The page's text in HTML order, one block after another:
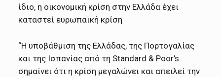
ίδιο, η οικονομική κρίση στην Ελλάδα έχει
καταστεί ευρωπαϊκή κρίση
“Η υποβάθμιση της Ελλάδας, της Πορτογαλίας
και της Ισπανίας από τη Standard & Poor’s
σημαίνει ότι η κρίση μεγαλώνει και απειλεί την